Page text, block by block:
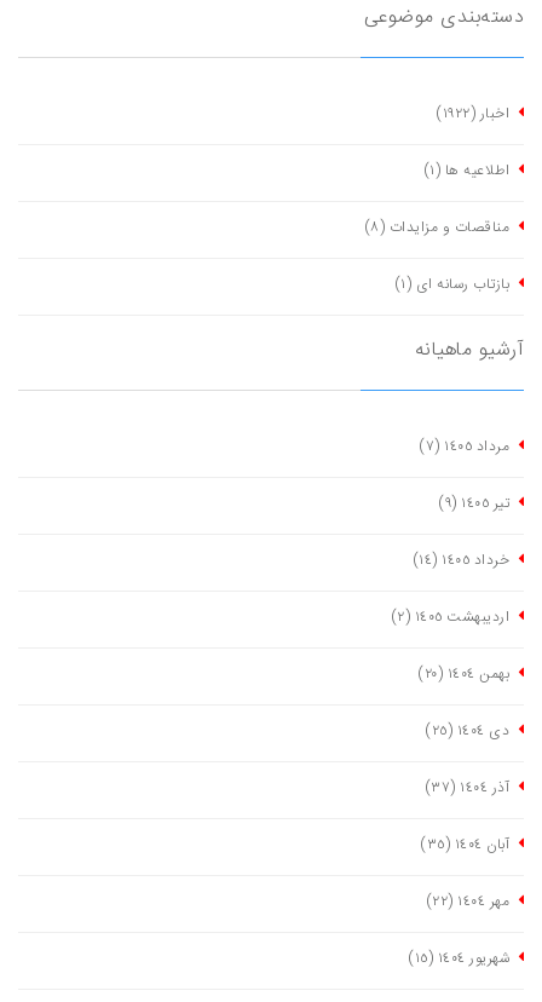
دسته‌بندی موضوعی
اخبار(١٩٢٢)
اطلاعیه ها (١)
مناقصات و مزایدات (٨)
بازتاب رسانه ای (١)
آرشیو ماهیانه
مرداد ١٤٠٥ (٧)
تیر ١٤٠٥ (٩)
خرداد ١٤٠٥ (١٤)
اردیبهشت ١٤٠٥ (٢)
بهمن ١٤٠٤ (٢٠)
دی ١٤٠٤ (٢٥)
آذر ١٤٠٤ (٣٧)
آبان ١٤٠٤ (٣٥)
مهر ١٤٠٤ (٢٢)
شهریور ١٤٠٤ (١٥)